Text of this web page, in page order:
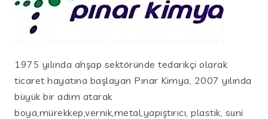
1975 yılında ahşap sektöründe tedarikçi olarak
ticaret hayatına başlayan Pınar Kimya, 2007 yılında
büyük bir adım atarak
boya,mürekkep,vernik,metal,yapıştırıcı, plastik, suni